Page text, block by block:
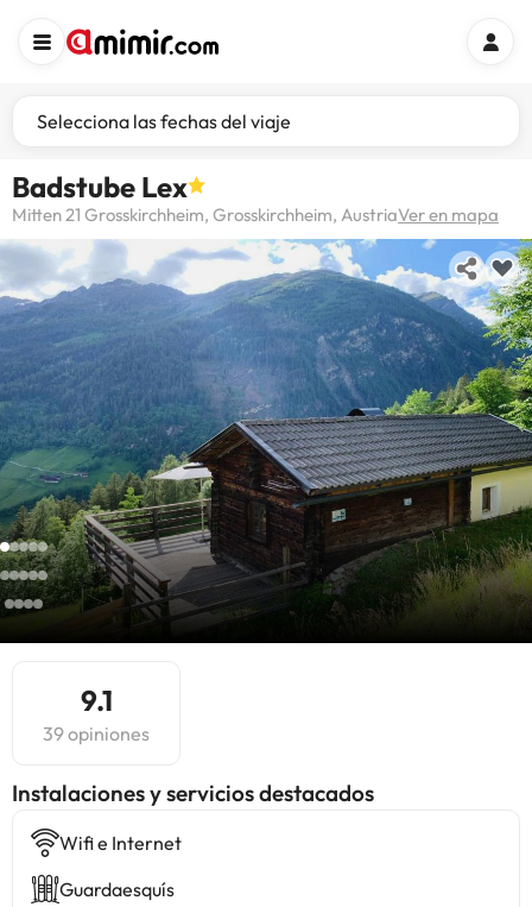
Selecciona las fechas del viaje
Badstube Lex
Mitten 21 Grosskirchheim, Grosskirchheim, AustriaVer en mapa
9.1
39 opiniones
Instalaciones y servicios destacados
Wifi e Internet
Guardaesquís